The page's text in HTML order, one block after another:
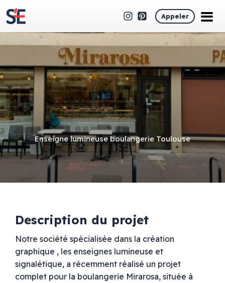
Appeler
Enseigne lumineuse boulangerie Toulouse
Description du projet
Notre société spécialisée dans la création
graphique , les enseignes lumineuse et
signalétique, a récemment réalisé un projet
complet pour la boulangerie Mirarosa, située à